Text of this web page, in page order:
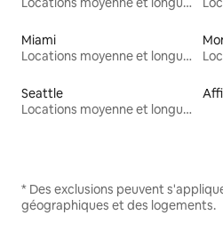
Miami
Locations moyenne et longue durée
Seattle
Locations moyenne et longue durée
* Des exclusions peuvent
géographiques et des logements.